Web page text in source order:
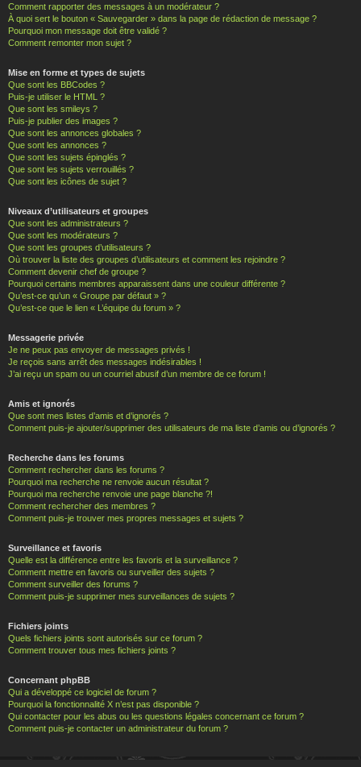
Comment rapporter des messages à un modérateur ?
À quoi sert le bouton « Sauvegarder » dans la page de rédaction de message ?
Pourquoi mon message doit être validé ?
Comment remonter mon sujet ?
Mise en forme et types de sujets
Que sont les BBCodes ?
Puis-je utiliser le HTML ?
Que sont les smileys ?
Puis-je publier des images ?
Que sont les annonces globales ?
Que sont les annonces ?
Que sont les sujets épinglés ?
Que sont les sujets verrouillés ?
Que sont les icônes de sujet ?
Niveaux d’utilisateurs et groupes
Que sont les administrateurs ?
Que sont les modérateurs ?
Que sont les groupes d’utilisateurs ?
Où trouver la liste des groupes d’utilisateurs et comment les rejoindre ?
Comment devenir chef de groupe ?
Pourquoi certains membres apparaissent dans une couleur différente ?
Qu’est-ce qu’un « Groupe par défaut » ?
Qu’est-ce que le lien « L’équipe du forum » ?
Messagerie privée
Je ne peux pas envoyer de messages privés !
Je reçois sans arrêt des messages indésirables !
J’ai reçu un spam ou un courriel abusif d’un membre de ce forum !
Amis et ignorés
Que sont mes listes d’amis et d’ignorés ?
Comment puis-je ajouter/supprimer des utilisateurs de ma liste d’amis ou d’ignorés ?
Recherche dans les forums
Comment rechercher dans les forums ?
Pourquoi ma recherche ne renvoie aucun résultat ?
Pourquoi ma recherche renvoie une page blanche ?!
Comment rechercher des membres ?
Comment puis-je trouver mes propres messages et sujets ?
Surveillance et favoris
Quelle est la différence entre les favoris et la surveillance ?
Comment mettre en favoris ou surveiller des sujets ?
Comment surveiller des forums ?
Comment puis-je supprimer mes surveillances de sujets ?
Fichiers joints
Quels fichiers joints sont autorisés sur ce forum ?
Comment trouver tous mes fichiers joints ?
Concernant phpBB
Qui a développé ce logiciel de forum ?
Pourquoi la fonctionnalité X n’est pas disponible ?
Qui contacter pour les abus ou les questions légales concernant ce forum ?
Comment puis-je contacter un administrateur du forum ?